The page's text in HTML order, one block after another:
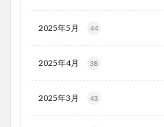
2025年5月 44
2025年4月 38
2025年3月 43